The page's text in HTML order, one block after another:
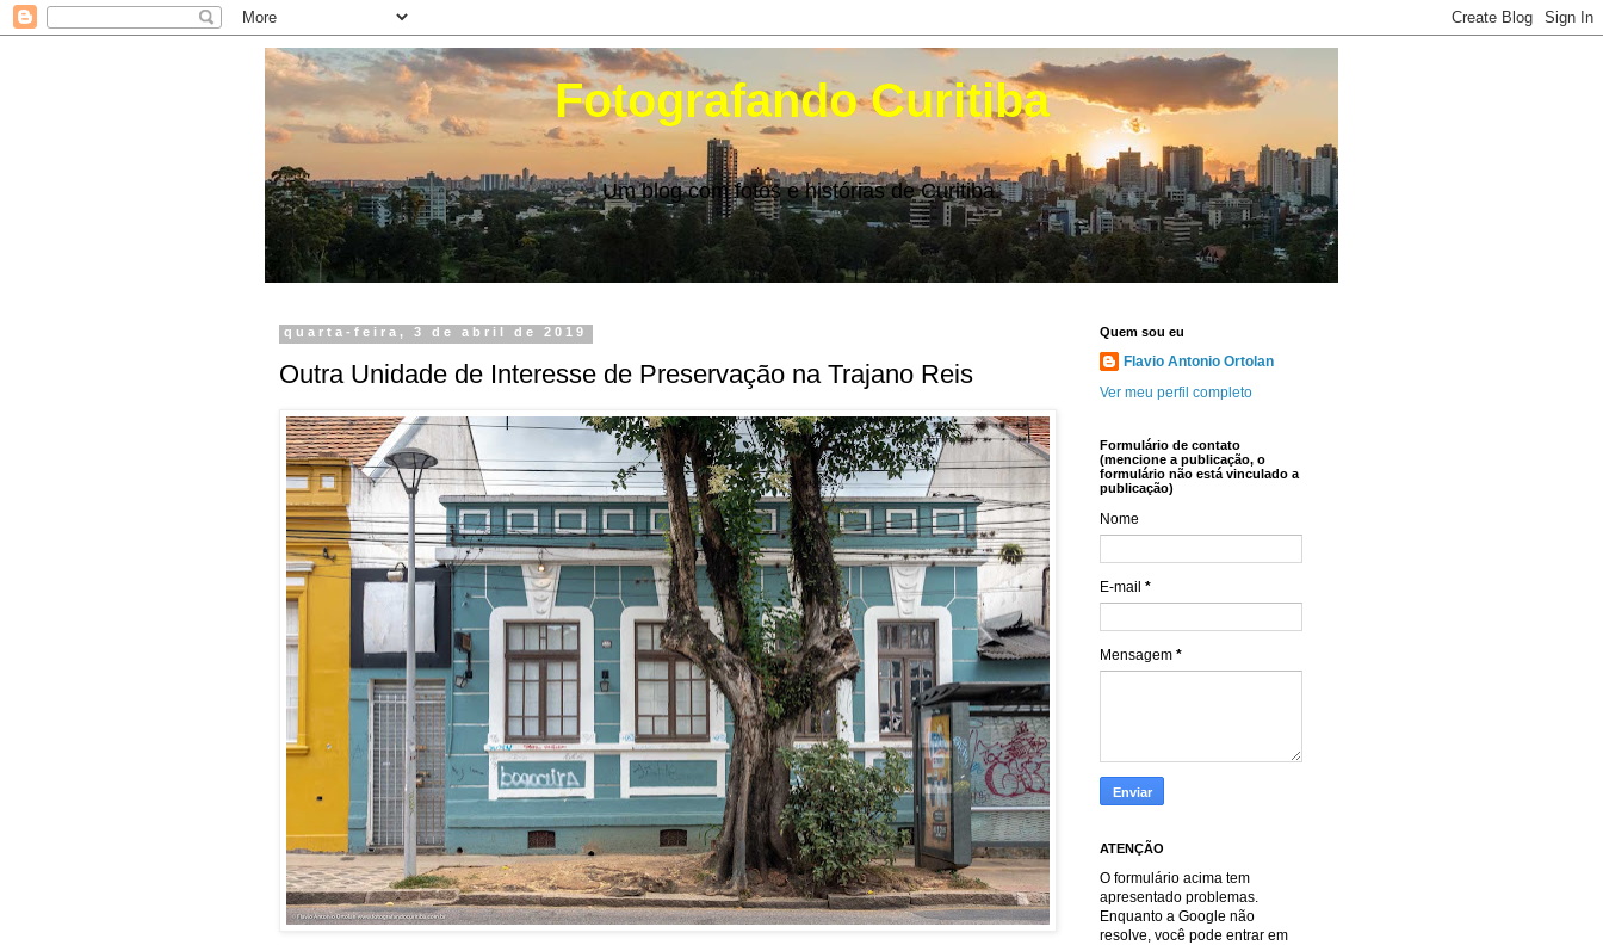
Fotografando Curitiba
Um blog com fotos e histórias de Curitiba.
quarta-feira, 3 de abril de 2019
Outra Unidade de Interesse de Preservação na Trajano Reis
Quem sou eu
Flavio Antonio Ortolan
Ver meu perfil completo
Formulário de contato
(mencione a publicação, o
formulário não está vinculado a
publicação)
Nome
E-mail *
Mensagem *
ATENÇÃO
O formulário acima tem
apresentado problemas.
Enquanto a Google não
resolve, você pode entrar em